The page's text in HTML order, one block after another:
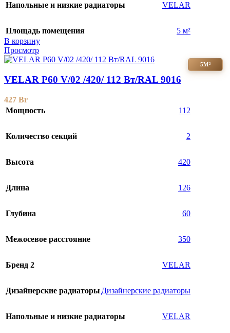
Напольные и низкие радиаторы VELAR
Площадь помещения
5 м²
В корзину
Просмотр
5М²
VELAR P60 V/02 /420/ 112 Bт/RAL 9016
427 Br
Мощность
112
Количество секций 2
Высота 420
Длина 126
Глубина 60
Межосевое расстояние 350
Бренд 2 VELAR
Дизайнерские радиаторы Дизайнерские радиаторы
Напольные и низкие радиаторы VELAR